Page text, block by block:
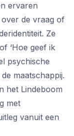
ervaren
de vraag of
Ze
‘Hoe geef ik
psychische
maatschappij.
het Lindeboom
met
vanuit een